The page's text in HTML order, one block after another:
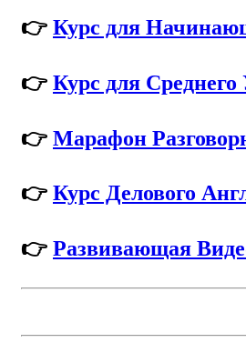
👉 Курс для
👉 Курс для Среднего
👉 Марафон
👉 Курс Делового
👉 Развивающая